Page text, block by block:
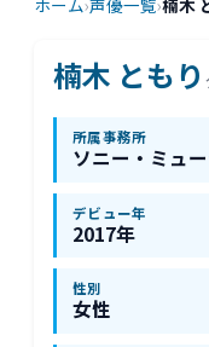
楠木 ともり
所属事務所
ソニー・ミュ
デビュー年
2017年
性別
女性